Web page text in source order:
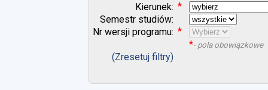
Kierunek: *
Semestr studiów:
Nr wersji programu: *
*- pola obowiązkowe
(Zresetuj filtry)